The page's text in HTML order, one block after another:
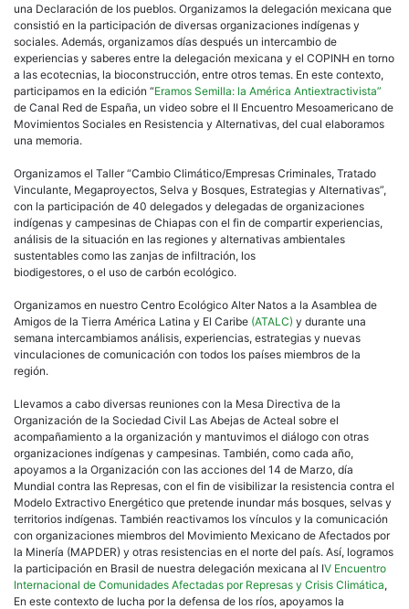
una Declaración de los pueblos. Organizamos la delegación mexicana que
consistió en la participación de diversas organizaciones indígenas y
sociales. Además, organizamos días después un intercambio de
experiencias y saberes entre la delegación mexicana y el COPINH en torno
a las ecotecnias, la bioconstrucción, entre otros temas. En este contexto,
participamos en la edición “Eramos Semilla: la América Antiextractivista”
de Canal Red de España, un video sobre el II Encuentro Mesoamericano de
Movimientos Sociales en Resistencia y Alternativas, del cual elaboramos
una memoria.
Organizamos el Taller “Cambio Climático/Empresas Criminales, Tratado
Vinculante, Megaproyectos, Selva y Bosques, Estrategias y Alternativas”,
con la participación de 40 delegados y delegadas de organizaciones
indígenas y campesinas de Chiapas con el fin de compartir experiencias,
análisis de la situación en las regiones y alternativas ambientales
sustentables como las zanjas de infiltración, los
biodigestores, o el uso de carbón ecológico.
Organizamos en nuestro Centro Ecológico Alter Natos a la Asamblea de
Amigos de la Tierra América Latina y El Caribe (ATALC) y durante una
semana intercambiamos análisis, experiencias, estrategias y nuevas
vinculaciones de comunicación con todos los países miembros de la
región.
Llevamos a cabo diversas reuniones con la Mesa Directiva de la
Organización de la Sociedad Civil Las Abejas de Acteal sobre el
acompañamiento a la organización y mantuvimos el diálogo con otras
organizaciones indígenas y campesinas. También, como cada año,
apoyamos a la Organización con las acciones del 14 de Marzo, día
Mundial contra las Represas, con el fin de visibilizar la resistencia contra el
Modelo Extractivo Energético que pretende inundar más bosques, selvas y
territorios indígenas. También reactivamos los vínculos y la comunicación
con organizaciones miembros del Movimiento Mexicano de Afectados por
la Minería (MAPDER) y otras resistencias en el norte del país. Así, logramos
la participación en Brasil de nuestra delegación mexicana al IV Encuentro
Internacional de Comunidades Afectadas por Represas y Crisis Climática,
En este contexto de lucha por la defensa de los ríos, apoyamos la